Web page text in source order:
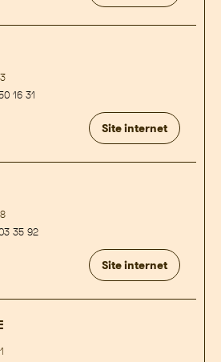
16 31
Site internet
35 92
Site internet